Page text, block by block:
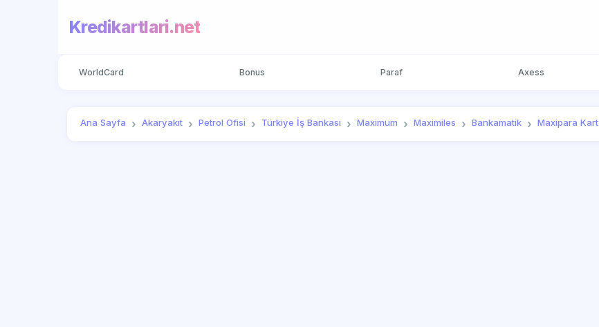
Kredikartlari.net
WorldCard Bonus Paraf Axess
Ana Sayfa Akaryakıt Petrol Ofisi Türkiye İş Bankası Maximum Maximiles Bankamatik Maxipara Kart